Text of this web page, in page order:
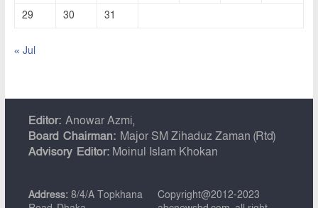
29
30 31
« Jul
Editor: Anowar Azmi,
Board Chairman: Major SM Zihaduz Zaman (Rtd)
Advisory Editor:Moinul Islam Khokan
Address:8/4/A Topkhana
Copyright@2012-2023